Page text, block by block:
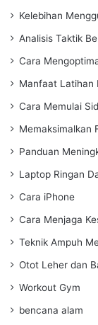
Kelebihan
Analisis Taktik
Cara
Manfaat Latihan
Cara Memulai
Memaksimalkan
Panduan
Laptop Ringan
Cara iPhone
Cara Menjaga
Teknik Ampuh
Otot Leher dan
Workout Gym
bencana alam